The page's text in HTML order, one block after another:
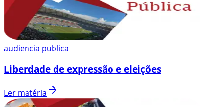
audiencia publica
Liberdade de expressão e eleições
Ler matéria